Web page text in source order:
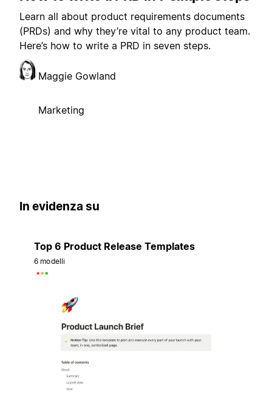
Learn all about product requirements documents
(PRDs) and why they’re vital to any product team.
Here’s how to write a PRD in seven steps.
Maggie Gowland
Marketing
In evidenza su
Top 6 Product Release Templates
6 modelli